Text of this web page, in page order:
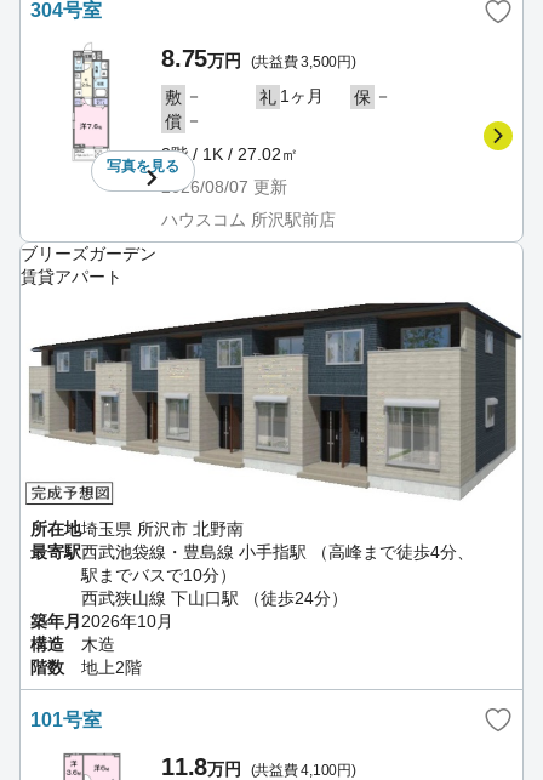
304号室
写真を見る
8.75万円 (共益費 3,500円)
敷 － 礼 1ヶ月 保 －
償 －
3階 / 1K / 27.02㎡
2026/08/07 更新
ハウスコム 所沢駅前店
ブリーズガーデン
賃貸アパート
所在地埼玉県 所沢市 北野南
最寄駅西武池袋線・豊島線 小手指駅 （高峰まで徒歩4分、
駅までバスで10分）
西武狭山線 下山口駅 （徒歩24分）
築年月 2026年10月
構造
木造
階数
地上2階
101号室
11.8万円 (共益費 4,100円)